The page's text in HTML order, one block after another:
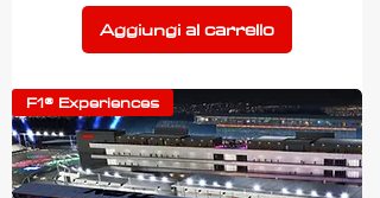
Aggiungi al carrello
F1® Experiences